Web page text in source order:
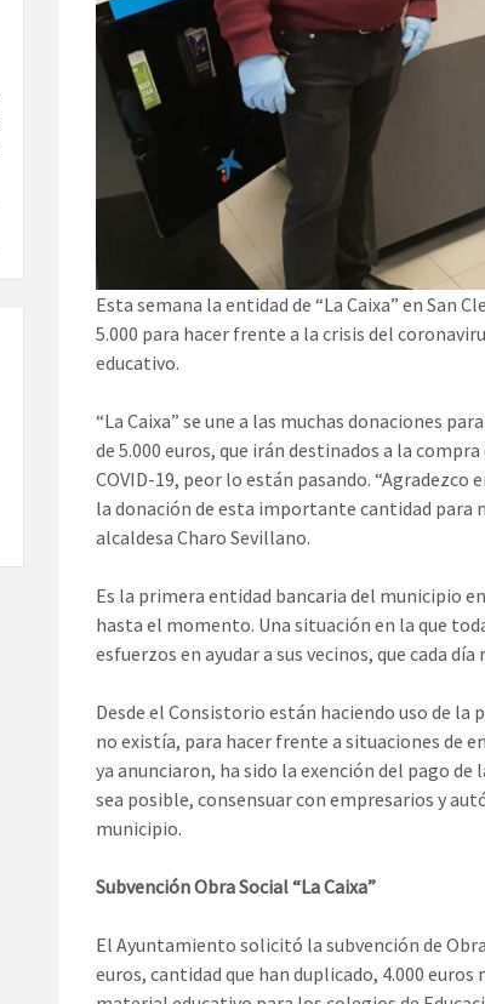
Esta semana la entidad de “La Caixa” en San
5.000 para hacer frente a la crisis del
educativo.
“La Caixa” se une a las muchas donaciones
de 5.000 euros, que irán destinados a la
COVID-19, peor lo están pasando.
la donación de esta importante cantidad para
alcaldesa Charo Sevillano.
Es la primera entidad bancaria del municipio
hasta el momento. Una situación en la que
esfuerzos en ayudar a sus vecinos, que cada
Desde el Consistorio están haciendo uso de
no existía, para hacer frente a situaciones de
ya anunciaron, ha sido la exención del pago
sea posible, consensuar con empresarios y
municipio.
Subvención Obra Social “La Caixa”
El Ayuntamiento solicitó la subvención de
euros, cantidad que han duplicado, 4.000